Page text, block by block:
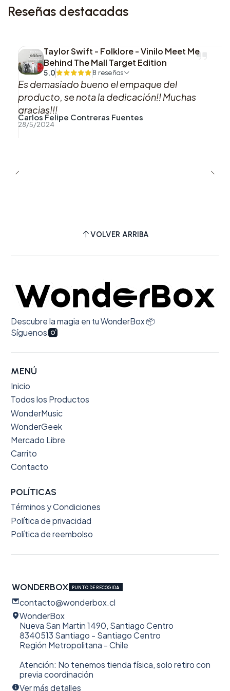
13. The Tide
Flicker (Acoustic)
On The Loose (Acoustic)
Reseñas destacadas
Taylor Swift - Folklore - Vinilo Meet Me
Behind The Mall Target Edition
5.0 8 reseñas
Es demasiado bueno el empaque del
producto, se nota la dedicación!! Muchas
gracias!!!
Carlos Felipe Contreras Fuentes
28/5/2024
VOLVER ARRIBA
Descubre la magia en tu WonderBox 📦
Síguenos
MENÚ
Inicio
Todos los Productos
WonderMusic
WonderGeek
Mercado Libre
Carrito
Contacto
POLÍTICAS
Términos y Condiciones
Política de privacidad
Política de reembolso
WONDERBOX PUNTO DE RECOGIDA
contacto@wonderbox.cl
WonderBox
Nueva San Martin 1490, Santiago Centro
8340513 Santiago - Santiago Centro
Región Metropolitana - Chile
Atención: No tenemos tienda física, solo retiro con
previa coordinación
Ver más detalles